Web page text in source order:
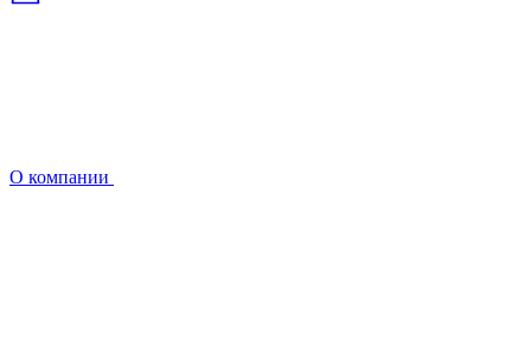
О компании